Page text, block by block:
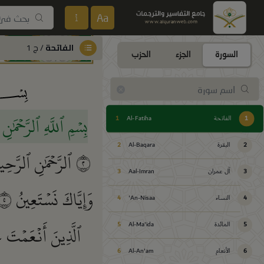
Aa
السورة الجزء الحزب
1 الفاتحة Al-Fatiha
1
2 البقرة Al-Baqara
2
3 آل عمران Aal-Imran
3
4 النساء An-Nisaa'
4
5 المائدة Al-Ma'ida
5
6 الأنعام Al-An'am
6
الفاتحة/ ج 1
بِسۡمِ ٱللَّهِ
٢ٱلرَّحۡمَٰنِ
وَإِيَّاكَ نَسۡتَعِينُ
ٱلَّذِينَ